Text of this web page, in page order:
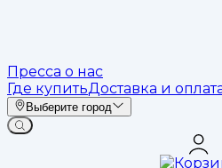
Пресса о нас
Где купитьДоставка и
Выберите город